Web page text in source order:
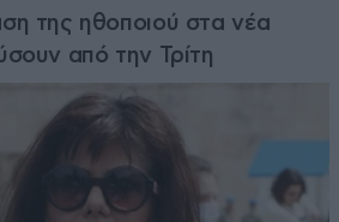
της ηθοποιού στα νέα
από την Τρίτη